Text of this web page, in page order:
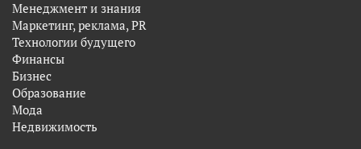
Менеджмент и знания
Маркетинг, реклама, PR
Технологии будущего
Финансы
Бизнес
Образование
Мода
Недвижимость